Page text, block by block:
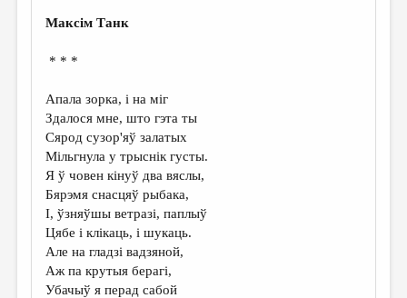
ОБЗОР ЛИТЕРАТУРЫ
СТРАНИЦЫ ПАМЯТИ
КОЛОНКА РЕДАКТОРА
РЕДКОЛЛЕГИЯ
ОТ РЕДАКЦИИ
МАЛАЯ ПРОЗА
ЭССЕИСТИКА
ЛИТЕРАТУРОВЕДЕНИЕ
Максім Танк
* * *
Апала зорка, і на міг
Здалося мне, што гэта ты
Сярод сузор'яў залатых
Мільгнула у трыснік густы.
Я ў човен кінуў два вяслы,
Бярэмя снасцяў рыбака,
I, ўзняўшы ветразі, паплыў
Цябе і клікаць, і шукаць.
Але на гладзі вадзяной,
Аж па крутыя берагі,
Убачыў я перад сабой